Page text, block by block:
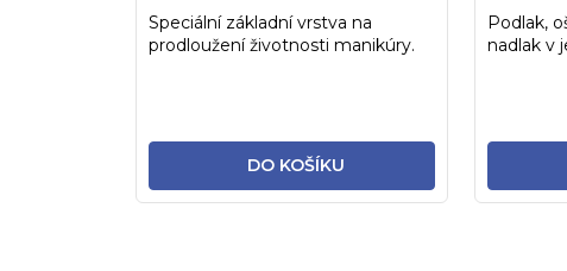
DO KOŠÍKU
Speciální základní vrstva na
prodloužení životnosti manikúry.
Podlak,
nadlak v